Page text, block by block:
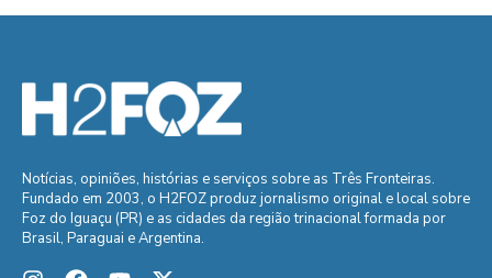
Notícias, opiniões, histórias e serviços sobre as Três Fronteiras.
Fundado em 2003, o H2FOZ produz jornalismo original e local sobre
Foz do Iguaçu (PR) e as cidades da região trinacional formada por
Brasil, Paraguai e Argentina.